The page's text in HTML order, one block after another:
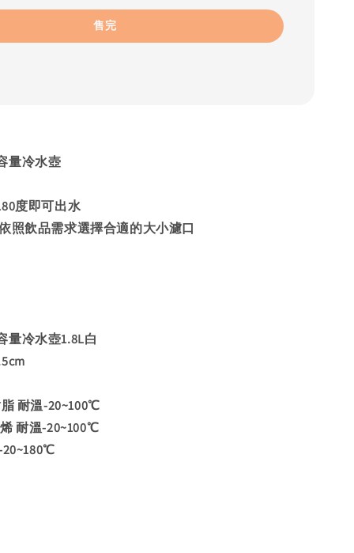
售完
量冷水壺
度即可出水
照飲品需求選擇合適的大小濾口
量冷水壺1.8L白
耐溫-20~100℃
溫-20~100℃